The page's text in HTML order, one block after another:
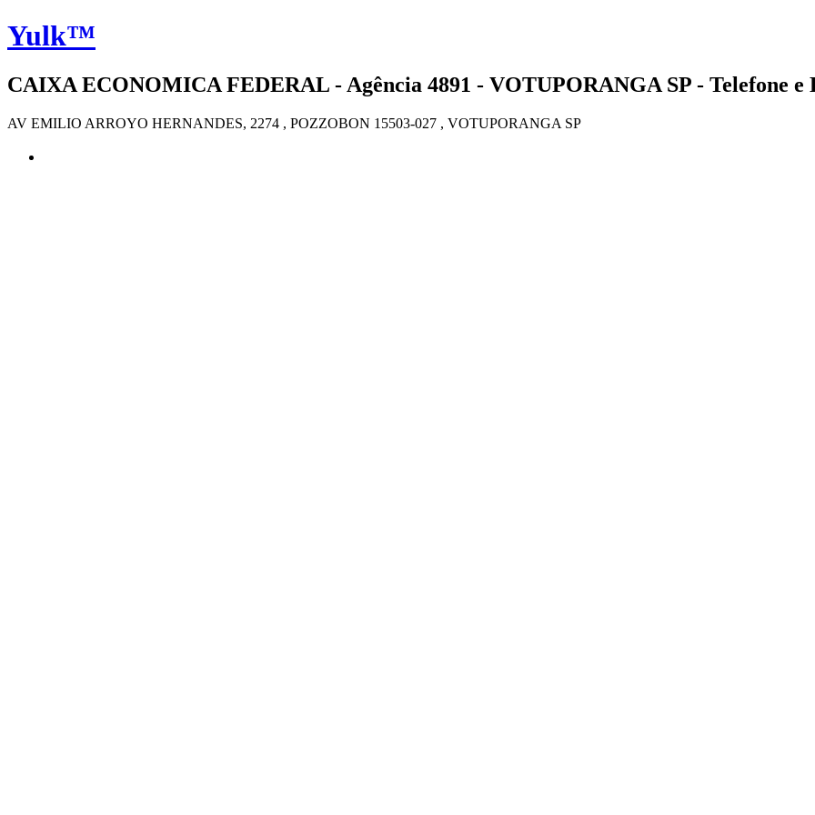
Yulk™
CAIXA ECONOMICA FEDERAL - Agência 4891 - VOTUPORANGA SP - Telefone e
AV EMILIO ARROYO HERNANDES, 2274 , POZZOBON 15503-027 , VOTUPORANGA SP